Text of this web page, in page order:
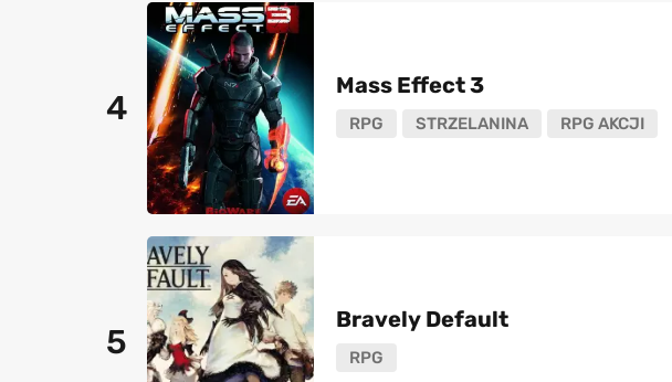
4
Mass Effect 3
RPG STRZELANINA RPG AKCJI
5
Bravely Default
RPG